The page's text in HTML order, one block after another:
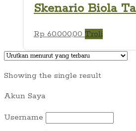
Skenario Biola
Rp60.000,00 Troli
Showing the single result
Akun Saya
Username